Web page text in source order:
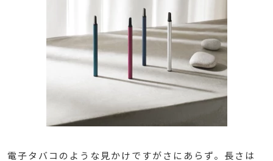
電子タバコのような見かけですがさにあらず。長さは